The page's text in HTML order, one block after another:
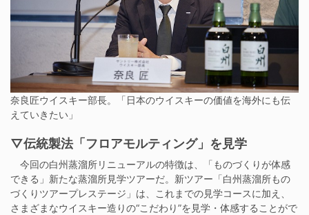
奈良匠ウイスキー部長。「日本のウイスキーの価値を海外にも伝
えていきたい」
▽伝統製法「フロアモルティング」を見学
今回の白州蒸溜所リニューアルの特徴は、「ものづくりが体感
できる」新たな蒸溜所見学ツアーだ。新ツアー「白州蒸溜所もの
づくりツアープレステージ」は、これまでの見学コースに加え、
さまざまなウイスキー造りの“こだわり”を見学・体感することがで